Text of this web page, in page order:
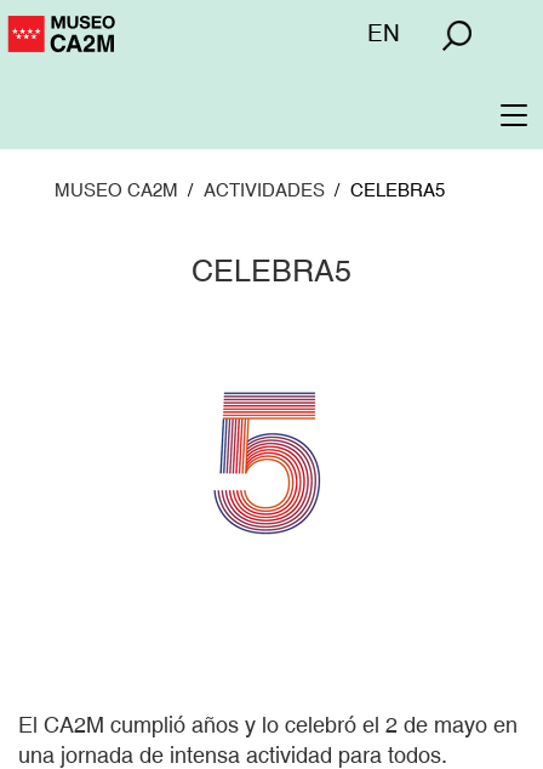
Pasar
Menú
EN
MUSEO CA2M ACTIVIDADES CELEBRA5
CELEBRA5
El CA2M cumplió años y lo celebró el 2 de mayo en
una jornada de intensa actividad para todos.